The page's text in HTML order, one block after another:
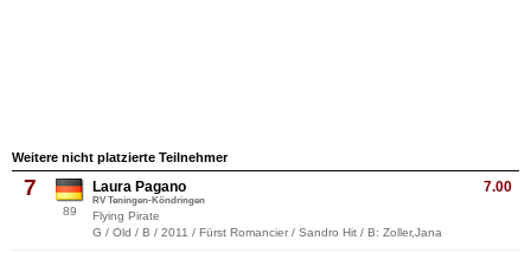
Weitere nicht platzierte Teilnehmer
7
89
7.00
Laura Pagano
RV Teningen-Köndringen
Flying Pirate
G / Old / B / 2011 / Fürst Romancier / Sandro Hit / B: Zoller,Jana